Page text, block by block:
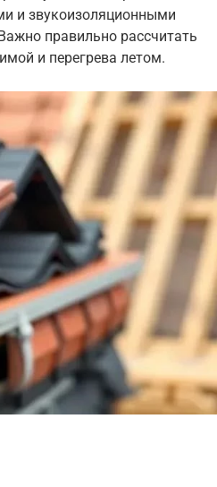
и звукоизоляционными
правильно рассчитать
и перегрева летом.